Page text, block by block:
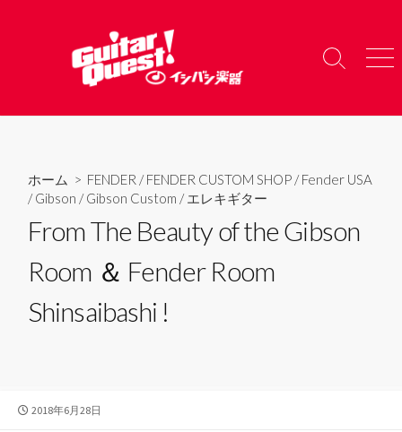
へ
検
り
メ
ー
ホーム > FENDER /FENDER CUSTOM SHOP /Fender USA
/Gibson /Gibson Custom /エレキギター
From The Beauty of the Gibson
Room ＆ Fender Room
Shinsaibashi !
公
2018年6月28日